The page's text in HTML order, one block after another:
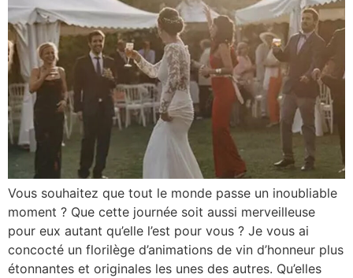
Vous souhaitez que tout le monde passe un inoubliable
moment ? Que cette journée soit aussi merveilleuse
pour eux autant qu’elle l’est pour vous ? Je vous ai
concocté un florilège d’animations de vin d’honneur plus
étonnantes et originales les unes des autres. Qu’elles